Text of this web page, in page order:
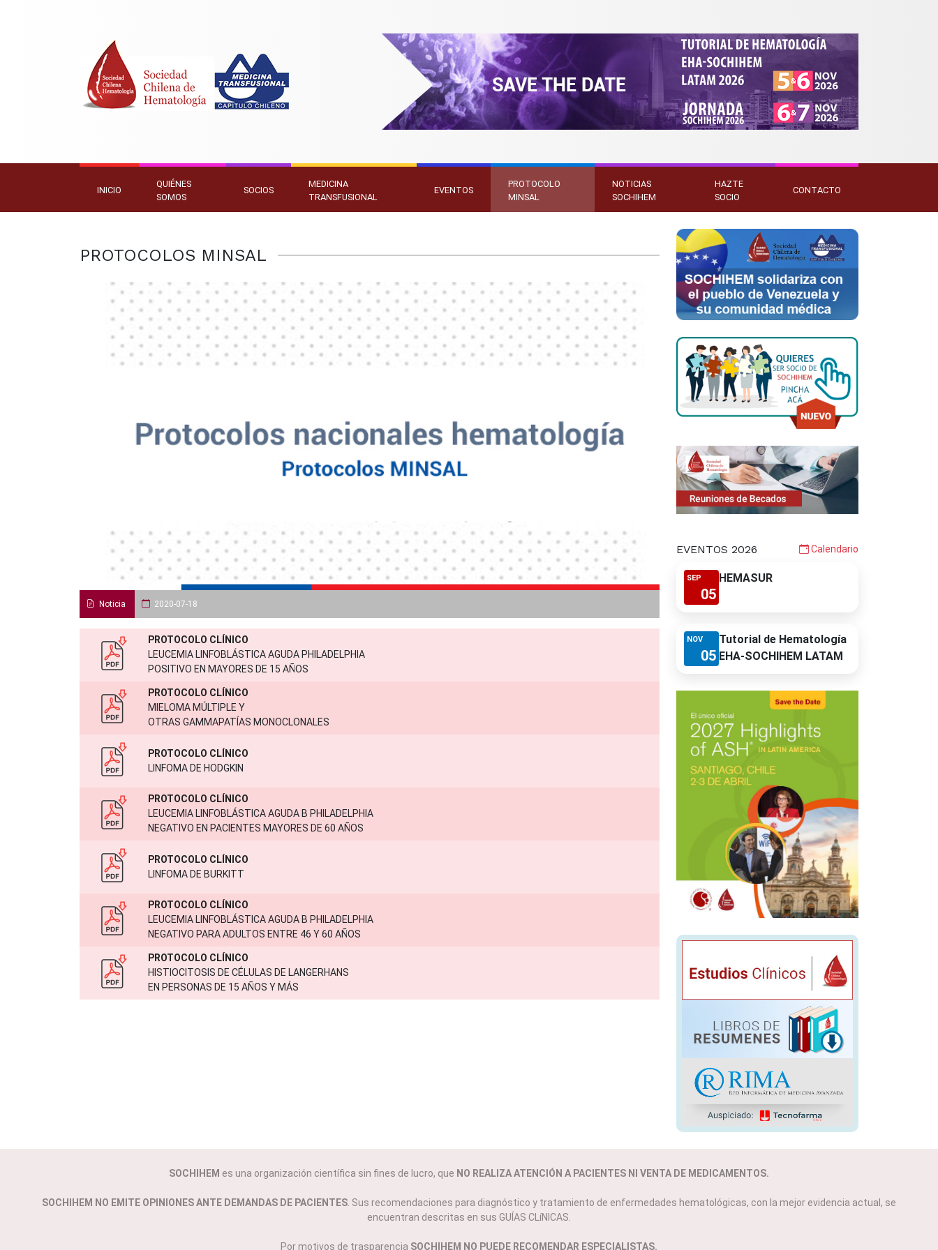
INICIO
QUIÉNES
SOMOS
SOCIOS
MEDICINA
TRANSFUSIONAL
EVENTOS
PROTOCOLO
MINSAL
NOTICIAS
SOCHIHEM
HAZTE
SOCIO
CONTACTO
PROTOCOLOS MINSAL
Noticia 2020-07-18
EVENTOS 2026 Calendario
SEP
05
HEMASUR
NOV
05
Tutorial de Hematología
EHA-SOCHIHEM LATAM
SOCHIHEM es una organización científica sin fines de lucro, que NO REALIZA ATENCIÓN A PACIENTES NI VENTA DE MEDICAMENTOS.
SOCHIHEM NO EMITE OPINIONES ANTE DEMANDAS DE PACIENTES . Sus recomendaciones para diagnóstico y tratamiento de enfermedades hematológicas, con la mejor evidencia actual, se
encuentran descritas en sus GUÍAS CLíNICAS.
Por motivos de trasparencia SOCHIHEM NO PUEDE RECOMENDAR ESPECIALISTAS.